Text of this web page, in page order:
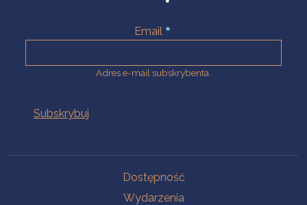
Email
Adres e-mail subskrybenta.
Dostępność
Wydarzenia